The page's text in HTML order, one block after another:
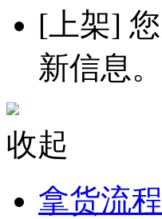
[上架]
新信息。
收起
拿货流程